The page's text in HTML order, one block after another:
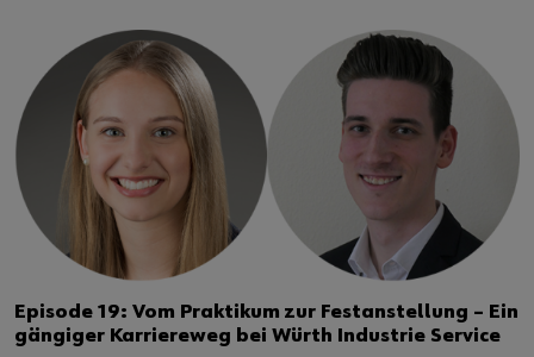
Episode 19: Vom Praktikum zur Festanstellung – Ein
gängiger Karriereweg bei Würth Industrie Service